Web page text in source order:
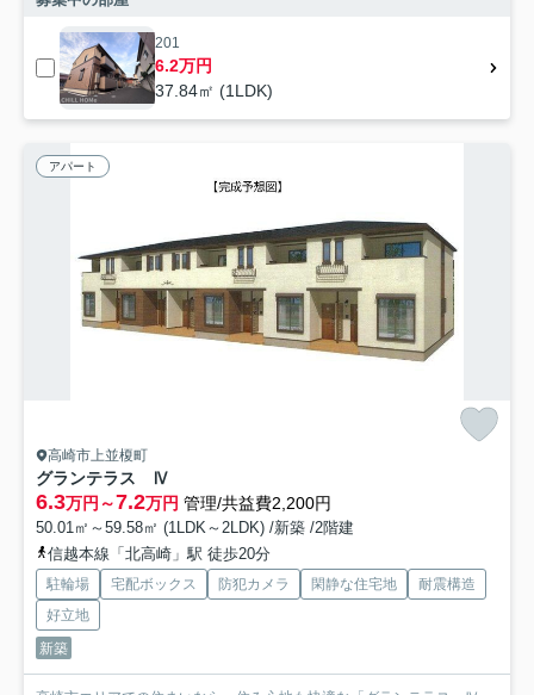
201
6.2万円
37.84㎡ (1LDK)
アパート
高崎市上並榎町
グランテラス Ⅳ
6.3万円～7.2万円 管理/共益費2,200円
50.01㎡～59.58㎡ (1LDK～2LDK) /新築 /2階建
信越本線「北高崎」駅 徒歩20分
駐輪場 宅配ボックス 防犯カメラ 閑静な住宅地
耐震構造
好立地
新築